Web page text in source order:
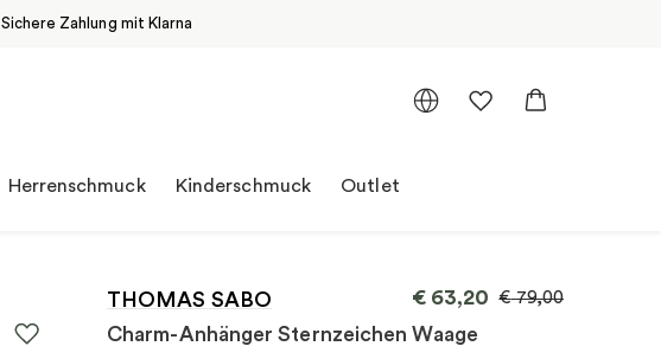
Sichere Zahlung mit Klarna
Herrenschmuck Kinderschmuck Outlet
THOMAS SABO
Charm-Anhänger Sternzeichen Waage
€63,20 €79,00